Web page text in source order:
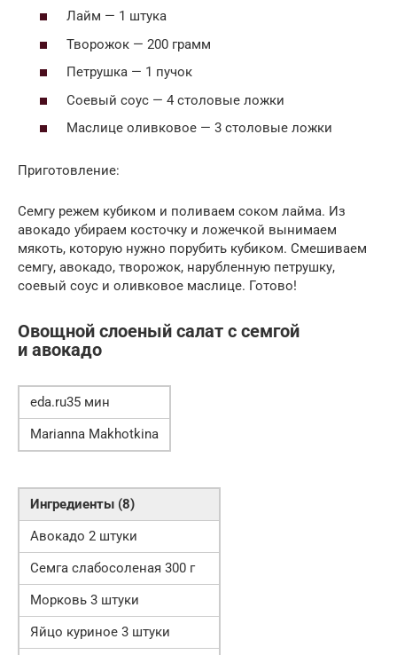
Лайм — 1 штука
Творожок — 200 грамм
Петрушка — 1 пучок
Соевый соус — 4 столовые ложки
Маслице оливковое — 3 столовые ложки
Приготовление:
Семгу режем кубиком и поливаем соком лайма. Из
авокадо убираем косточку и ложечкой вынимаем
мякоть, которую нужно порубить кубиком. Смешиваем
семгу, авокадо, творожок, нарубленную петрушку,
соевый соус и оливковое маслице. Готово!
Овощной слоеный салат с семгой
и авокадо
eda.ru35 мин
Marianna Makhotkina
Ингредиенты (8)
Авокадо 2 штуки
Семга слабосоленая 300 г
Морковь 3 штуки
Яйцо куриное 3 штуки